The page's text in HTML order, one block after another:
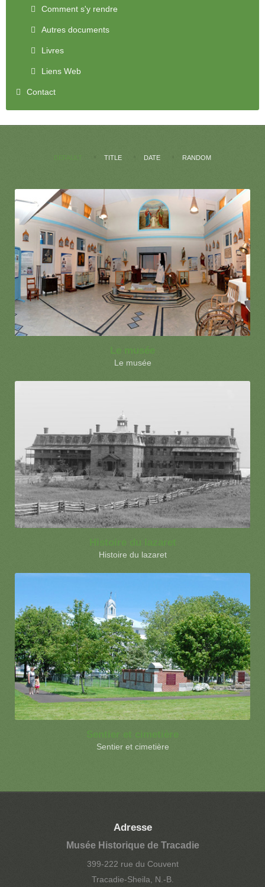
Comment s'y rendre
Autres documents
Livres
Liens Web
Contact
TITLE DATE RANDOM
Le musée
Le musée
Histoire du lazaret
Sentier et cimetière
Adresse
Musée Historique de Tracadie
399-222 rue du Couvent
Tracadie-Sheila, N.-B.